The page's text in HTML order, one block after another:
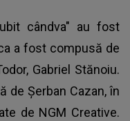
cândva" au fost
a fost compusă de
Gabriel Stănoiu.
de Șerban Cazan, în
de NGM Creative.